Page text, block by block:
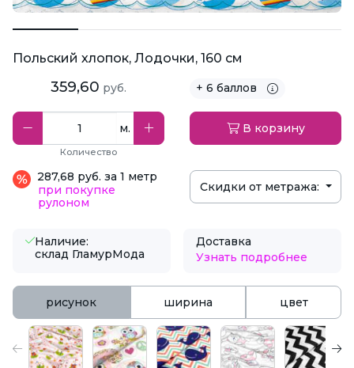
Польский хлопок, Лодочки, 160 см
359,60 руб. + 6 баллов
м.
Количество
В корзину
287,68 руб. за 1 метр
при покупке
рулоном
Скидки от метража:
Наличие:
склад ГламурМода
Доставка
Узнать подробнее
рисунок ширина цвет